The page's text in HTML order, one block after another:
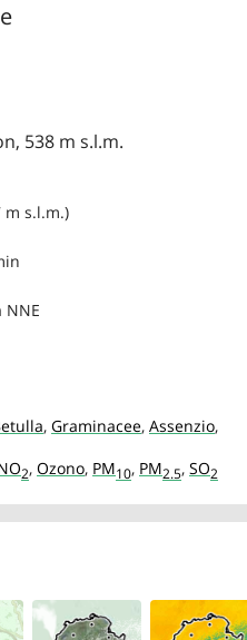
538 m s.l.m.
m s.l.m.)
NNE
, Graminacee, Assenzio,
2, Ozono, PM10, PM2.5, SO2